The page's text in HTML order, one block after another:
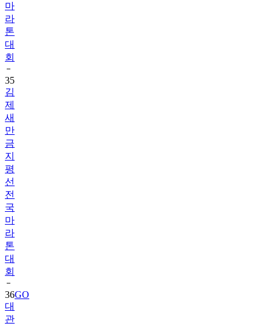
마
라
톤
대
회
35
김
제
새
만
금
지
평
선
전
국
마
라
톤
대
회
36GO
대
관